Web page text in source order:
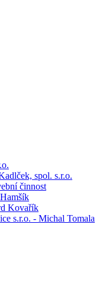
spol. s.r.o.
činnost
Kovařík
s.r.o. - Michal Tomala